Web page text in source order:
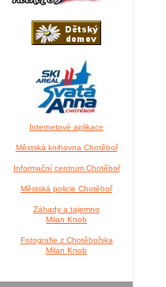
Internetové aplikace
Městská knihovna Chotěboř
Informační centrum Chotěboř
Městská policie Chotěboř
Záhady a tajemno
Milan Knob
Fotografie z Chotěbořska
Milan Knob